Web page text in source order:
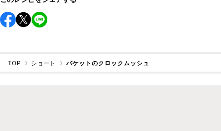
TOP ショート バケットのクロックムッシュ